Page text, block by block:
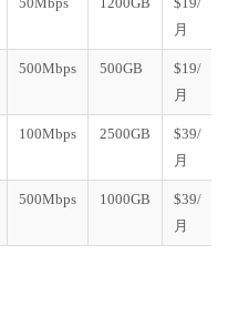
月
500Mbps 500GB
$19/
月
100Mbps 2500GB
$39/
月
500Mbps 1000GB
$39/
月